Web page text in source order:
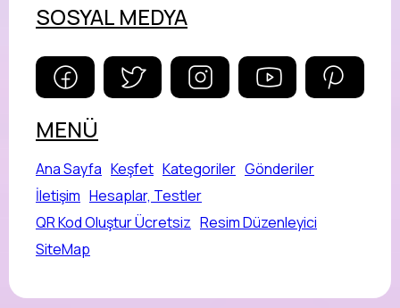
SOSYAL MEDYA
MENÜ
Ana Sayfa Keşfet Kategoriler Gönderiler
İletişim Hesaplar, Testler
QR Kod Oluştur Ücretsiz Resim Düzenleyici
SiteMap